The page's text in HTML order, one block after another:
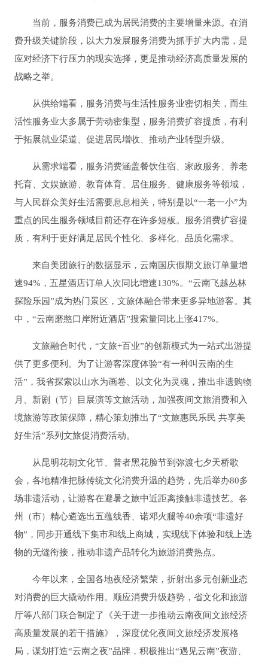
当前，服务消费已成为居民消费的主要增量来源。在消
费升级关键阶段，以大力发展服务消费为抓手扩大内需，是
应对经济下行压力的现实选择，更是推动经济高质量发展的
战略之举。
从供给端看，服务消费与生活性服务业密切相关，而生
活性服务业大多属于劳动密集型，服务消费扩容提质，有利
于拓展就业渠道、促进居民增收、推动产业转型升级。
从需求端看，服务消费涵盖餐饮住宿、家政服务、养老
托育、文娱旅游、教育体育、居住服务、健康服务等领域，
与人民群众美好生活需要息息相关，特别是以“一老一小”为
重点的民生服务领域目前还存在许多短板。服务消费扩容提
质，有利于更好满足居民个性化、多样化、品质化需求。
来自美团旅行的数据显示，云南国庆假期文旅订单量增
速94%，五星酒店订单人次同比增速130%。“云南飞越丛林
探险乐园”成为热门景区，文旅体融合带来更多异地游客。其
中，“云南磨憨口岸附近酒店”搜索量同比上涨417%。
文旅融合时代，“文旅+百业”的创新模式为一站式出游提
供了更多便利。为了让游客深度体验“有一种叫云南的生
活”，我省探索以山水为画卷、以文化为灵魂，推出非遗购物
月、新剧（节）目展演等文旅活动，加强夜间文旅消费和入
境旅游等政策保障，精心策划推出了“文旅惠民乐民 共享美
好生活”系列文旅促消费活动。
从昆明花朝文化节、普者黑花脸节到弥渡七夕天桥歌
会，各地精准把脉传统文化消费升温的趋势，先后举办80多
场非遗活动，让游客在避暑之旅中近距离接触非遗技艺。各
州（市）精心遴选出五蕴线香、诺邓火腿等40余项“非遗好
物”，同步开通线下集市和线上商城，实现线下体验和线上选
物的无缝衔接，推动非遗产品转化为旅游消费热点。
今年以来，全国各地夜经济繁荣，折射出多元创新业态
对消费的巨大撬动作用。顺应消费升级趋势，省文化和旅游
厅等八部门联合制定了《关于进一步推动云南夜间文旅经济
高质量发展的若干措施》，深度优化夜间文旅经济发展格
局，谋划打造“云南之夜”品牌，积极推出“遇见云南”夜游、